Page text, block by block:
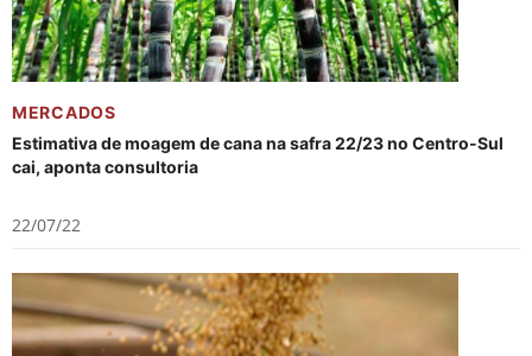
MERCADOS
Estimativa de moagem de cana na safra 22/23 no Centro-Sul
cai, aponta consultoria
22/07/22